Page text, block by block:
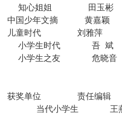
词 知心姐姐 田玉彬
年文摘 黄嘉颖
时代 刘雅萍
小学生时代 吾 斌
小学生之友 危晓音
单位 责任编辑
代风采 当代小学生 王